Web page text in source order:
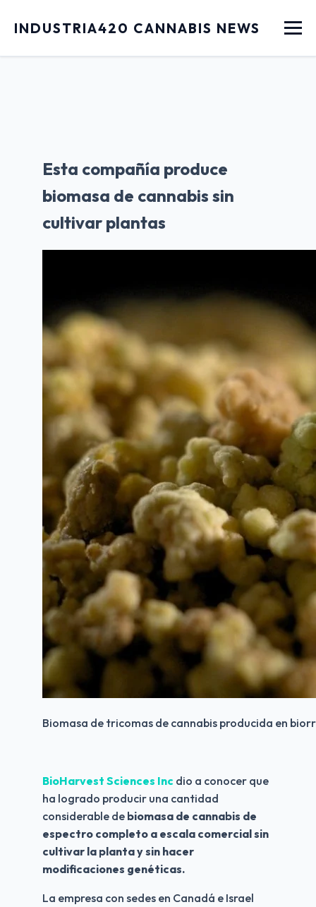
INDUSTRIA420 CANNABIS NEWS Menu
Esta compañía produce
biomasa de cannabis sin
cultivar plantas
Biomasa de tricomas de cannabis producida en
BioHarvest Sciences Inc dio a conocer que
ha logrado producir una cantidad
considerable de biomasa de cannabis de
espectro completo a escala comercial sin
cultivar la planta y sin hacer
modificaciones genéticas.
La empresa con sedes en Canadá e Israel